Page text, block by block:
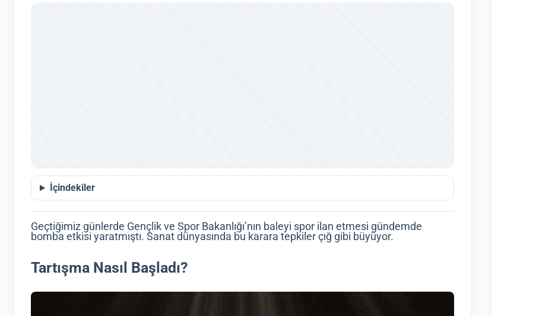
İçindekiler
Geçtiğimiz günlerde Gençlik ve Spor Bakanlığı’nın baleyi spor ilan etmesi gündemde
bomba etkisi yaratmıştı. Sanat dünyasında bu karara tepkiler çığ gibi büyüyor.
Tartışma Nasıl Başladı?